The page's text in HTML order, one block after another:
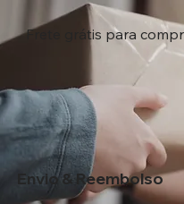
Frete grátis para
Envio & Reembolso